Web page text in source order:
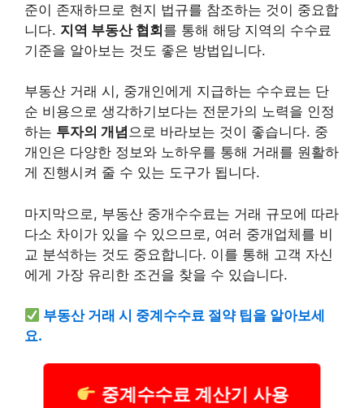
준이 존재하므로 현지 법규를 참조하는 것이 중요합
니다. 지역 부동산 협회를 통해 해당 지역의 수수료
기준을 알아보는 것도 좋은 방법입니다.
부동산 거래 시, 중개인에게 지급하는 수수료는 단
순 비용으로 생각하기보다는 전문가의 노력을 인정
하는 투자의 개념으로 바라보는 것이 좋습니다. 중
개인은 다양한 정보와 노하우를 통해 거래를 원활하
게 진행시켜 줄 수 있는 도구가 됩니다.
마지막으로, 부동산 중개수수료는 거래 규모에 따라
다소 차이가 있을 수 있으므로, 여러 중개업체를 비
교 분석하는 것도 중요합니다. 이를 통해 고객 자신
에게 가장 유리한 조건을 찾을 수 있습니다.
부동산 거래 시 중계수수료 절약 팁을 알아보세
요.
중계수수료 계산기 사용